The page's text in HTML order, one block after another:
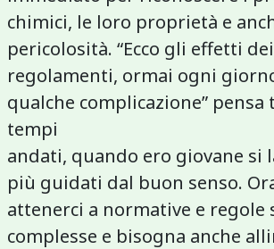
chimici, le loro proprietà e
pericolosità. “Ecco gli effetti
regolamenti, ormai ogni
qualche complicazione” pensa
tempi
andati, quando ero giovane si
più guidati dal buon senso.
attenerci a normative e regole
complesse e bisogna anche